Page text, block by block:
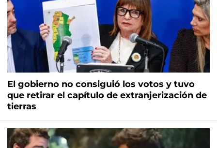
El gobierno no consiguió los votos y tuvo
que retirar el capítulo de extranjerización de
tierras